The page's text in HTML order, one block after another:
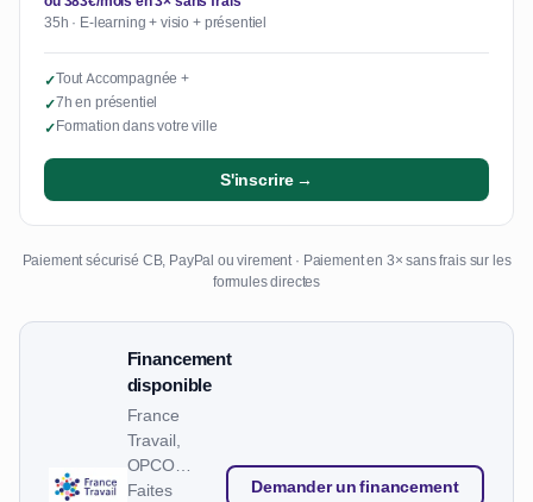
35h · E-learning + visio + présentiel
✓Tout Accompagnée +
✓7h en présentiel
✓Formation dans votre ville
S'inscrire →
Paiement sécurisé CB, PayPal ou virement · Paiement en 3× sans frais sur les
formules directes
Financement
disponible
France
Travail,
OPCO…
Faites
Demander un financement